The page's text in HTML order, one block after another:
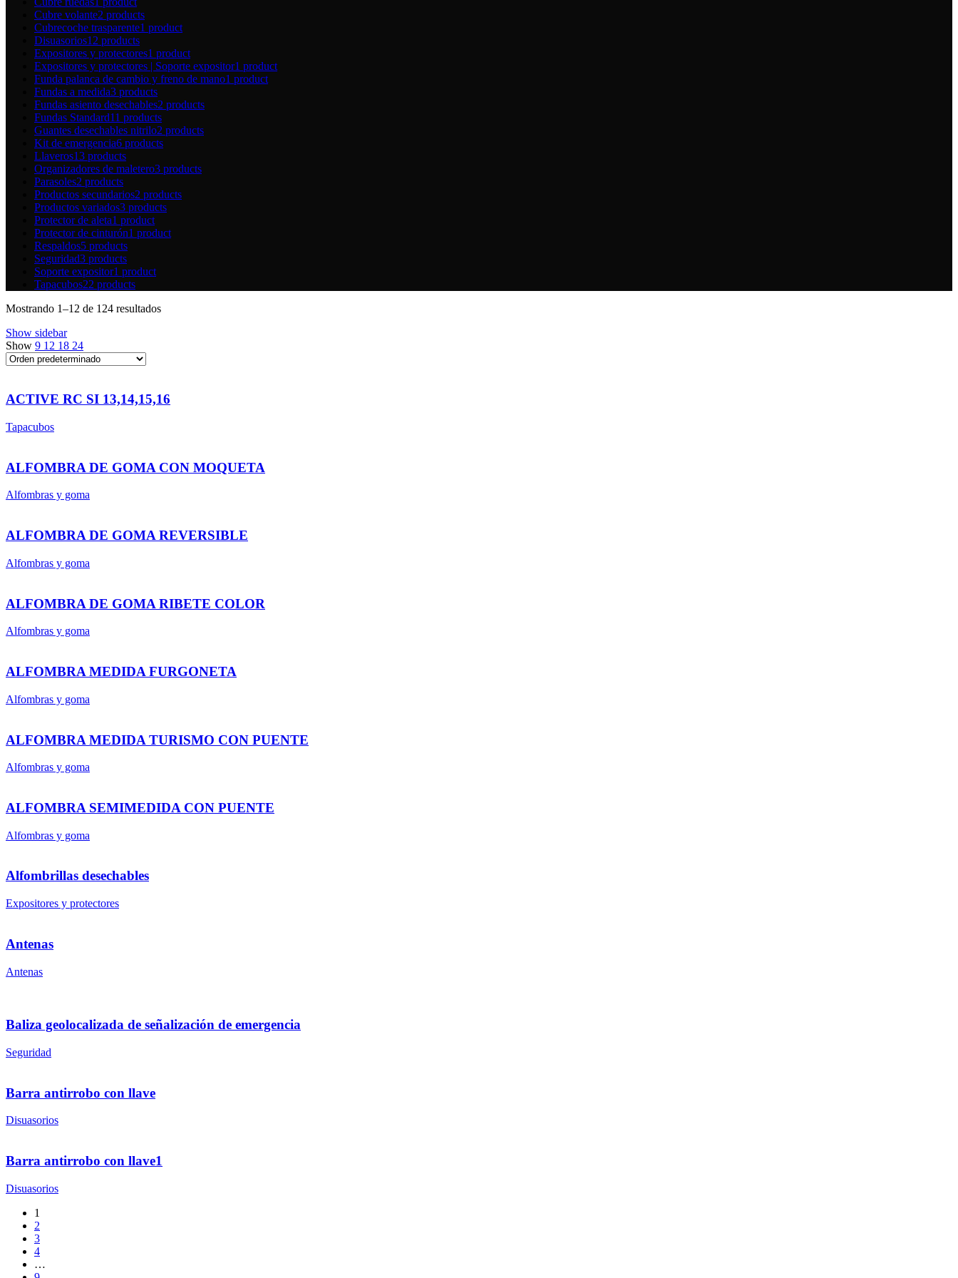
Cubre volante2 products
Cubrecoche trasparente1 product
Disuasorios12 products
Expositores y protectores1 product
Expositores y protectores | Soporte expositor1 product
Funda palanca de cambio y freno de mano1 product
Fundas a medida3 products
Fundas asiento desechables2 products
Fundas Standard11 products
Guantes desechables nitrilo2 products
Kit de emergencia6 products
Llaveros13 products
Organizadores de maletero3 products
Parasoles2 products
Productos secundarios2 products
Productos variados3 products
Protector de aleta1 product
Protector de cinturón1 product
Respaldos5 products
Seguridad3 products
Soporte expositor1 product
Tapacubos22 products
Mostrando 1–12 de 124 resultados
Show sidebar
Show 9 12 18 24
ACTIVE RC SI 13,14,15,16
Tapacubos
ALFOMBRA DE GOMA CON MOQUETA
Alfombras y goma
ALFOMBRA DE GOMA REVERSIBLE
Alfombras y goma
ALFOMBRA DE GOMA RIBETE COLOR
Alfombras y goma
ALFOMBRA MEDIDA FURGONETA
Alfombras y goma
ALFOMBRA MEDIDA TURISMO CON PUENTE
Alfombras y goma
ALFOMBRA SEMIMEDIDA CON PUENTE
Alfombras y goma
Alfombrillas desechables
Expositores y protectores
Antenas
Antenas
Baliza geolocalizada de señalización de emergencia
Seguridad
Barra antirrobo con llave
Disuasorios
Barra antirrobo con llave1
Disuasorios
1
2
3
4
…